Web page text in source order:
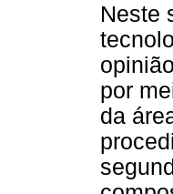
Neste
por
da